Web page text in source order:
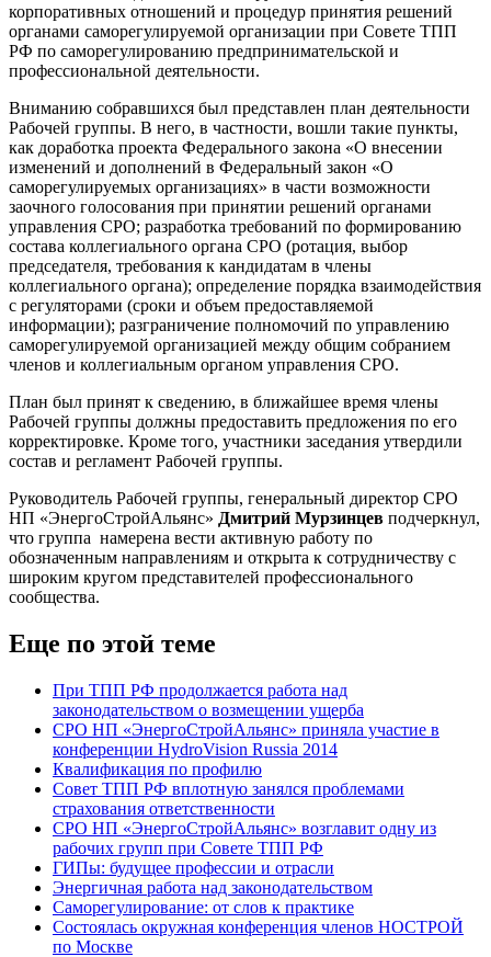
корпоративных отношений и процедур принятия решений
органами саморегулируемой организации при Совете ТПП
РФ по саморегулированию предпринимательской и
профессиональной деятельности.
Вниманию собравшихся был представлен план деятельности
Рабочей группы. В него, в частности, вошли такие пункты,
как доработка проекта Федерального закона «О внесении
изменений и дополнений в Федеральный закон «О
саморегулируемых организациях» в части возможности
заочного голосования при принятии решений органами
управления СРО; разработка требований по формированию
состава коллегиального органа СРО (ротация, выбор
председателя, требования к кандидатам в члены
коллегиального органа); определение порядка взаимодействия
с регуляторами (сроки и объем предоставляемой
информации); разграничение полномочий по управлению
саморегулируемой организацией между общим собранием
членов и коллегиальным органом управления СРО.
План был принят к сведению, в ближайшее время члены
Рабочей группы должны предоставить предложения по его
корректировке. Кроме того, участники заседания утвердили
состав и регламент Рабочей группы.
Руководитель Рабочей группы, генеральный директор СРО
НП «ЭнергоСтройАльянс» Дмитрий Мурзинцев подчеркнул,
что группа намерена вести активную работу по
обозначенным направлениям и открыта к сотрудничеству с
широким кругом представителей профессионального
сообщества.
Еще по этой теме
При ТПП РФ продолжается работа над
законодательством о возмещении ущерба
СРО НП «ЭнергоСтройАльянс» приняла участие в
конференции HydroVision Russia 2014
Квалификация по профилю
Совет ТПП РФ вплотную занялся проблемами
страхования ответственности
СРО НП «ЭнергоСтройАльянс» возглавит одну из
рабочих групп при Совете ТПП РФ
ГИПы: будущее профессии и отрасли
Энергичная работа над законодательством
Саморегулирование: от слов к практике
Состоялась окружная конференция членов НОСТРОЙ
по Москве